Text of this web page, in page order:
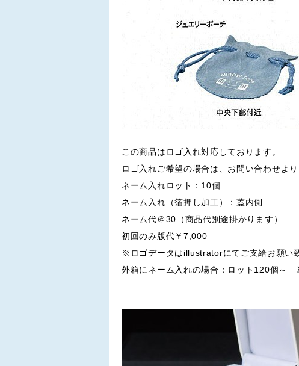
この商品はロゴ入れ対応しております。
ロゴ入れご希望の場合は、お問い合わせよ
ネーム入れロット：10個
ネーム入れ（箔押し加工）：蓋内側
ネーム代＠30（商品代別途掛かります）
初回のみ版代￥7,000
※ロゴデータはillustratorにてご支給お願い
外箱にネーム入れの場合：ロット120個～